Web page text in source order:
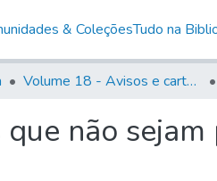
& ColeçõesTudo na
Volume 18 - Avisos e cartas régias (1714- 29)
não